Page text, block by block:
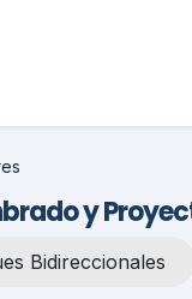
y
Bidireccionales